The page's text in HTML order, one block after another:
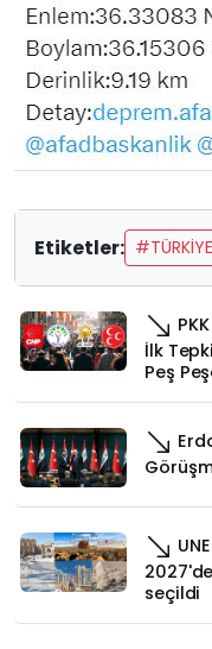
Etiketler: #TÜRKIYE
İlk
Peş
seçildi